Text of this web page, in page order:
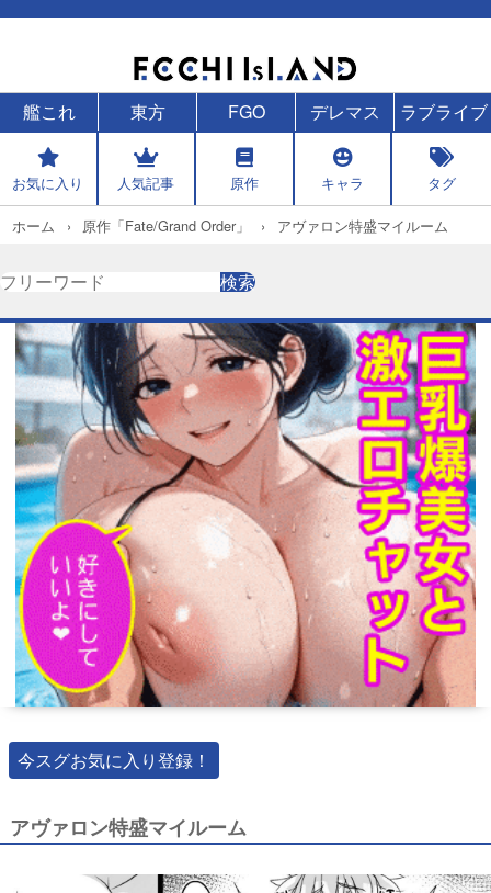
艦これ 東方 FGO デレマス ラブライブ
お気に入り 人気記事 原作 キャラ タグ
ホーム 原作「Fate/Grand Order」 アヴァロン特盛マイルーム
検
索
検索
今スグお気に入り登録！
アヴァロン特盛マイルーム